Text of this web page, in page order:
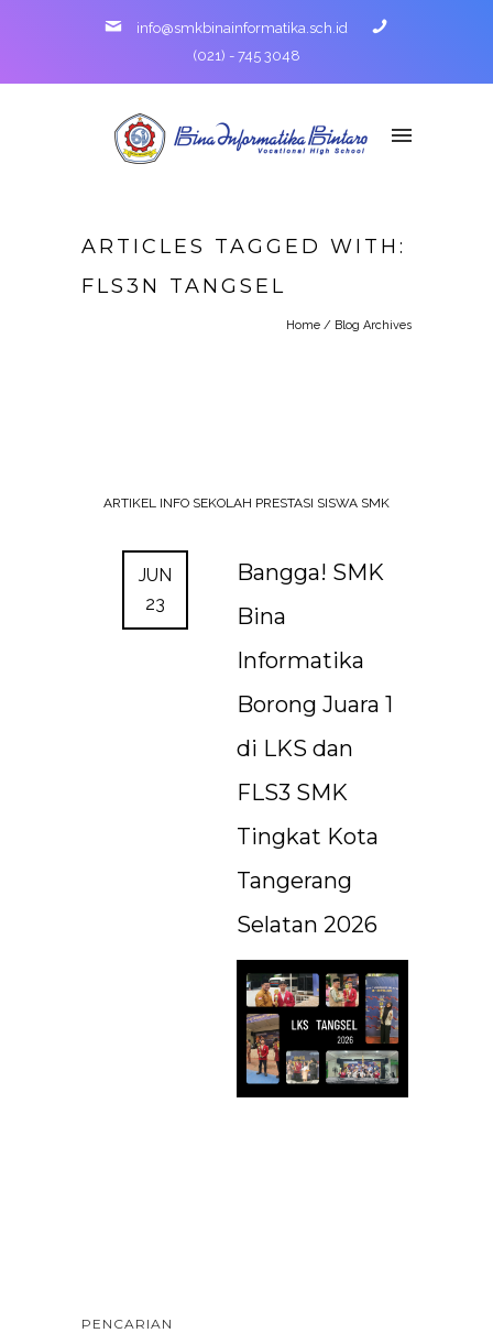
info@smkbinainformatika.sch.id
(021) - 745 3048
ARTICLES TAGGED WITH:
FLS3N TANGSEL
Home / Blog Archives
ARTIKEL INFO SEKOLAH PRESTASI SISWA SMK
JUN
23
Bangga! SMK
Bina
Informatika
Borong Juara 1
di LKS dan
FLS3 SMK
Tingkat Kota
Tangerang
Selatan 2026
PENCARIAN